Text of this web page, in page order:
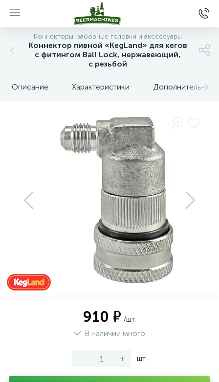
Коннекторы, заборные головки и аксессуары
Коннектор пивной «KegLand» для кегов
с фитингом Ball Lock, нержавеющий,
с резьбой
Описание Характеристики Дополнительные
910 ₽ /шт.
В наличии много
- + шт.